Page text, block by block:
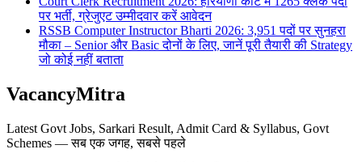
पर भर्ती, ग्रेजुएट उम्मीदवार करें आवेदन
RSSB Computer Instructor Bharti 2026: 3,951 पदों पर सुनहरा
मौका – Senior और Basic दोनों के लिए, जानें पूरी तैयारी की Strategy
जो कोई नहीं बताता
VacancyMitra
Latest Govt Jobs, Sarkari Result, Admit Card & Syllabus, Govt
Schemes — सब एक जगह, सबसे पहले